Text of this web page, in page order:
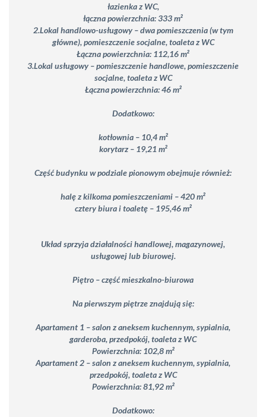
łazienka z WC,
łączna powierzchnia: 333 m²
2.Lokal handlowo-usługowy – dwa pomieszczenia (w tym
główne), pomieszczenie socjalne, toaleta z WC
Łączna powierzchnia: 112,16 m²
3.Lokal usługowy – pomieszczenie handlowe, pomieszczenie
socjalne, toaleta z WC
Łączna powierzchnia: 46 m²
Dodatkowo:
kotłownia – 10,4 m²
korytarz – 19,21 m²
Część budynku w podziale pionowym obejmuje również:
halę z kilkoma pomieszczeniami – 420 m²
cztery biura i toaletę – 195,46 m²
Układ sprzyja działalności handlowej, magazynowej,
usługowej lub biurowej.
Piętro – część mieszkalno-biurowa
Na pierwszym piętrze znajdują się:
Apartament 1 – salon z aneksem kuchennym, sypialnia,
garderoba, przedpokój, toaleta z WC
Powierzchnia: 102,8 m²
Apartament 2 – salon z aneksem kuchennym, sypialnia,
przedpokój, toaleta z WC
Powierzchnia: 81,92 m²
Dodatkowo: